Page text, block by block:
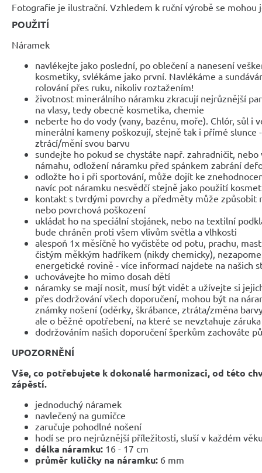
Fotografie je ilustrační. Vzhledem k ruční výrobě se
POUŽITÍ
Náramek
navlékejte jako poslední, po oblečení a nanesení
kosmetiky, svlékáme jako první. Navlékáme a
rolování přes ruku, nikoliv roztažením!
životnost minerálního náramku zkracují nejrůznější
na vlasy, tedy obecně kosmetika, chemie
neberte ho do vody (vany, bazénu, moře). Chlór, sůl i
minerální kameny poškozují, stejně tak i přímé slunce
ztrácí/mění svou barvu
sundejte ho pokud se chystáte např. zahradničit,
námahu, odložení náramku před spánkem zabrání
odložte ho i při sportování, může dojít ke
navíc pot náramku nesvědčí stejně jako použití
kontakt s tvrdými povrchy a předměty může způsobit
nebo povrchová poškození
ukládat ho na speciální stojánek, nebo na textilní
bude chráněn proti všem vlivům světla a vlhkosti
alespoň 1x měsíčně ho vyčistěte od potu, prachu,
čistým měkkým hadříkem (nikdy chemicky),
energetické rovině - více informací najdete na našich
uchovávejte ho mimo dosah dětí
náramky se mají nosit, musí být vidět a užívejte si
přes dodržování všech doporučení, mohou být na
známky nošení (oděrky, škrábance, ztráta/změna
ale o běžné opotřebení, na které se nevztahuje záruka
dodržováním našich doporučení šperkům zachováte
UPOZORNĚNÍ
Vše, co potřebujete k dokonalé harmonizaci, od této
zápěstí.
jednoduchý náramek
navlečený na gumičce
zaručuje pohodlné nošení
hodí se pro nejrůznější příležitosti, sluší v každém
délka náramku: 16 - 17 cm
průměr kuličky na náramku: 6 mm